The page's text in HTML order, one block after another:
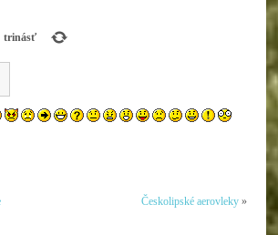
trinásť
Českolipské aerovleky»